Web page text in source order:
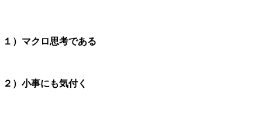
１）マクロ思考である
２）小事にも気付く